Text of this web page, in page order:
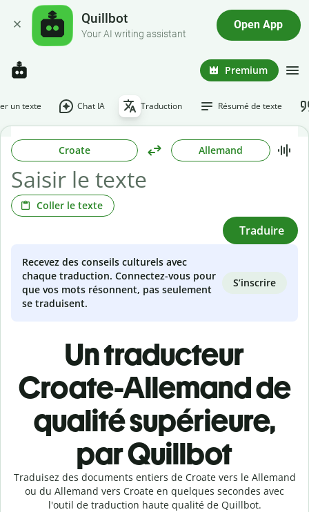
Quillbot
Your AI writing assistant
Open App
Premium
un texte Chat IA Traduction Résumé de texte
Croate Allemand
Coller le texte
Traduire
Recevez des conseils culturels avec
chaque traduction. Connectez-vous pour
que vos mots résonnent, pas seulement
se traduisent.
S’inscrire
Un traducteur
Croate-Allemand de
qualité supérieure,
par Quillbot
Traduisez des documents entiers de Croate vers le Allemand
ou du Allemand vers Croate en quelques secondes avec
l'outil de traduction haute qualité de Quillbot.